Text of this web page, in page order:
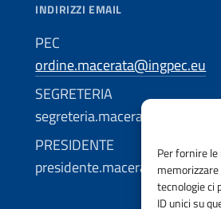
Per fornire
tecnologie ci
ID unici su
INDIRIZZI EMAIL
PEC
ordine.macerata@ingpec.eu
SEGRETERIA
PRESIDENTE